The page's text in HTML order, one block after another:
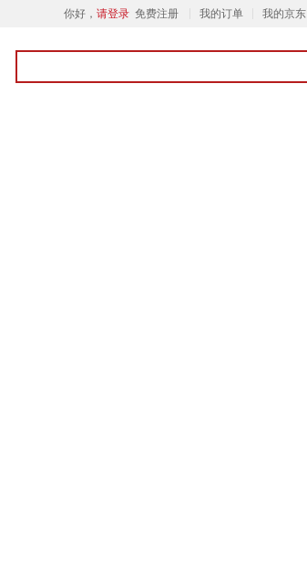
你好， 请登录 免费注册 我的订单 我的京东